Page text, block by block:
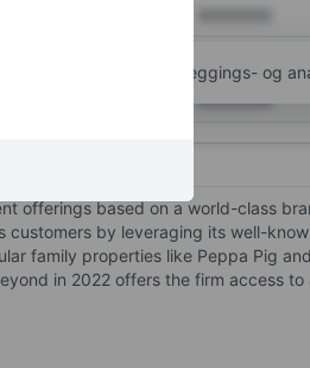
XXXXXXX
å få tilgang til flere kartleggings- og
offerings based on a world-class
by leveraging its well-
family properties like Peppa Pig
in 2022 offers the firm access to